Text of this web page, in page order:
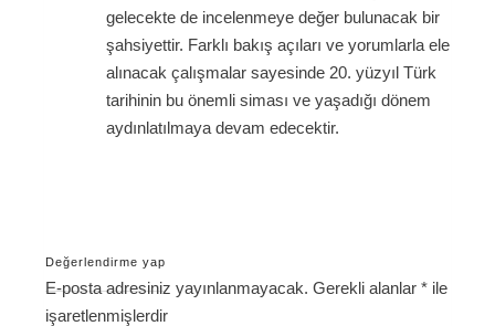
gelecekte de incelenmeye değer bulunacak bir
şahsiyettir. Farklı bakış açıları ve yorumlarla ele
alınacak çalışmalar sayesinde 20. yüzyıl Türk
tarihinin bu önemli siması ve yaşadığı dönem
aydınlatılmaya devam edecektir.
Değerlendirme yap
E-posta adresiniz yayınlanmayacak. Gerekli alanlar * ile
işaretlenmişlerdir